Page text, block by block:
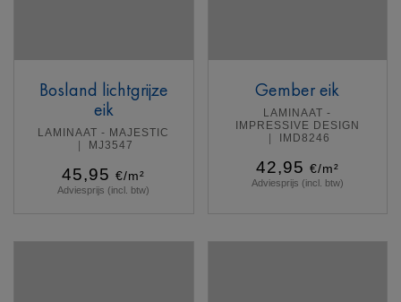
Bosland lichtgrijze
eik
LAMINAAT - MAJESTIC
MJ3547
45,95 €/m²
Adviesprijs (incl. btw)
Gember eik
LAMINAAT -
IMPRESSIVE DESIGN
IMD8246
42,95 €/m²
Adviesprijs (incl. btw)